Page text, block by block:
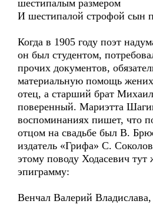
шестипалым размером
И шестипалой строфой сын
Когда в 1905 году поэт
он был студентом,
прочих документов,
материальную помощь
отец, а старший брат
поверенный. Мариэтта
воспоминаниях пишет, что
отцом на свадьбе был В.
издатель «Грифа» С.
этому поводу Ходасевич тут
эпиграмму:
Венчал Валерий